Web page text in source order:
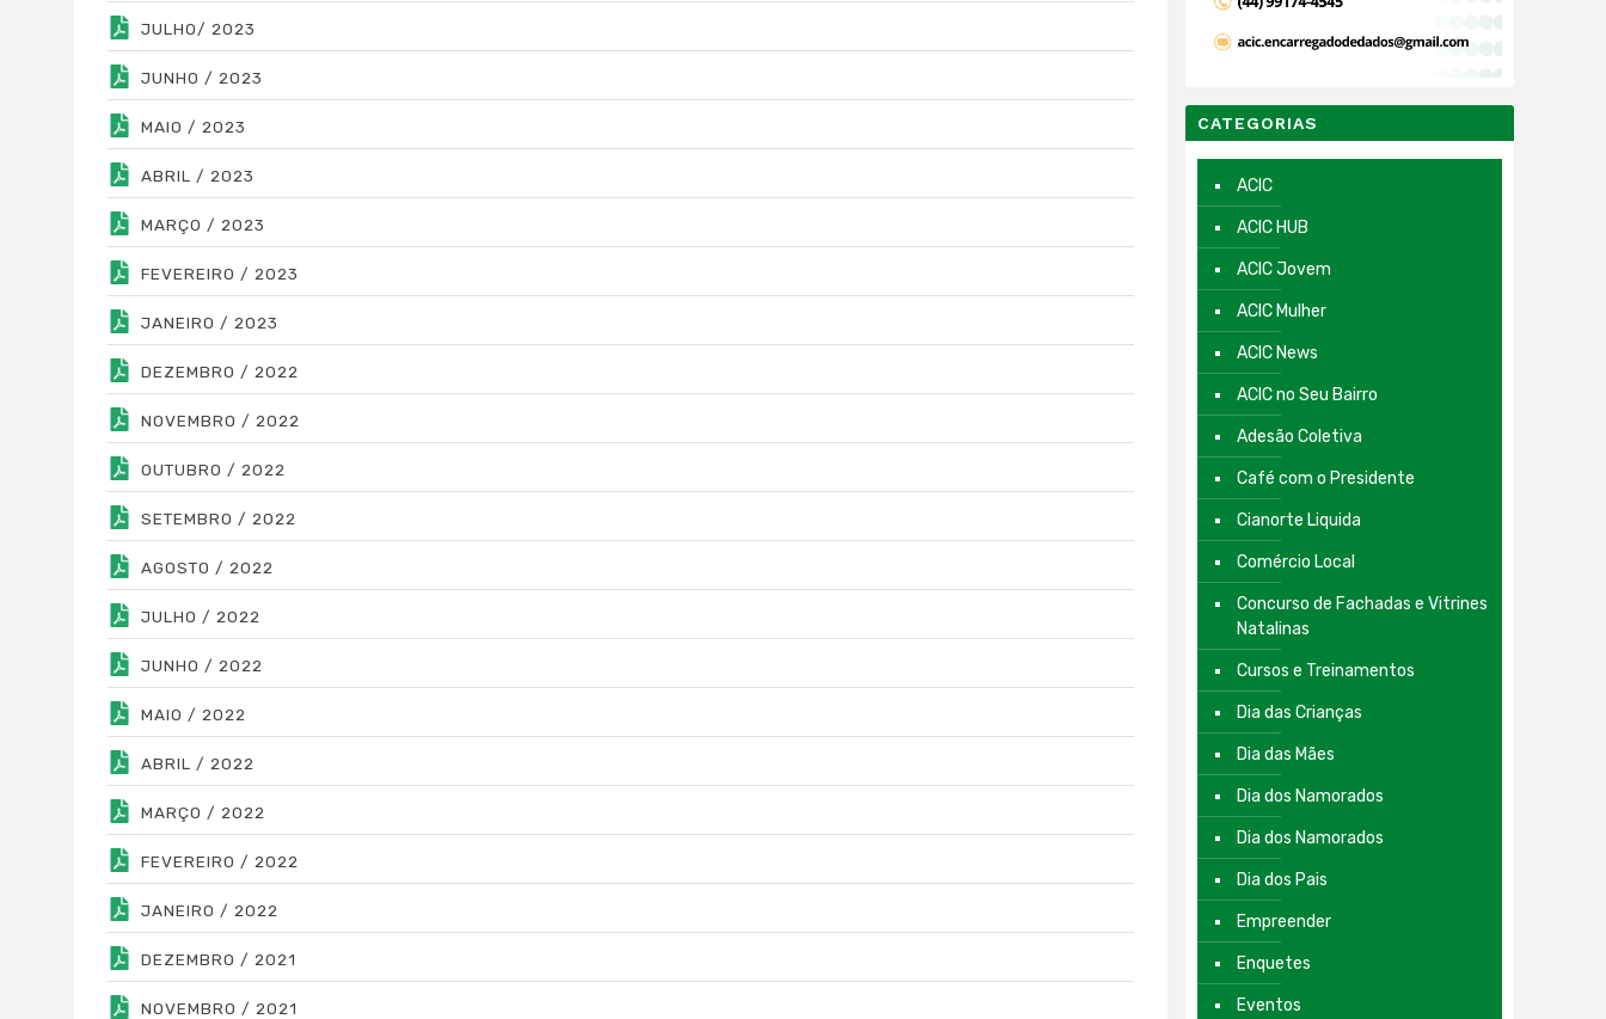
JULHO/ 2023
JUNHO / 2023
MAIO / 2023
ABRIL / 2023
MARÇO / 2023
FEVEREIRO / 2023
JANEIRO / 2023
DEZEMBRO / 2022
NOVEMBRO / 2022
OUTUBRO / 2022
SETEMBRO / 2022
AGOSTO / 2022
JULHO / 2022
JUNHO / 2022
MAIO / 2022
ABRIL / 2022
MARÇO / 2022
FEVEREIRO / 2022
JANEIRO / 2022
DEZEMBRO / 2021
NOVEMBRO / 2021
CATEGORIAS
ACIC
ACIC HUB
ACIC Jovem
ACIC Mulher
ACIC News
ACIC no Seu Bairro
Adesão Coletiva
Café com o Presidente
Cianorte Liquida
Comércio Local
Concurso de Fachadas e Vitrines
Natalinas
Cursos e Treinamentos
Dia das Crianças
Dia das Mães
Dia dos Namorados
Dia dos Namorados
Dia dos Pais
Empreender
Enquetes
Eventos